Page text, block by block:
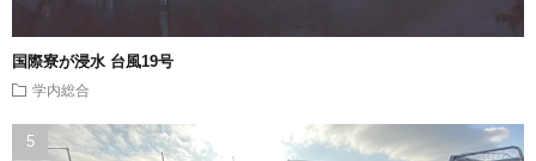
国際寮が浸水 台風19号
学内総合